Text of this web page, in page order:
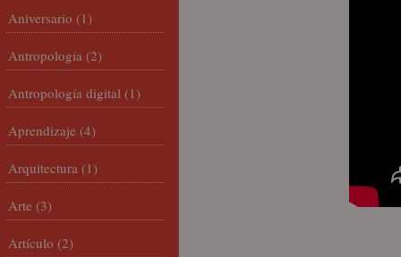
Aniversario (1)
Antropología (2)
Antropología digital (1)
Aprendizaje (4)
Arquitectura (1)
Arte (3)
Artículo (2)